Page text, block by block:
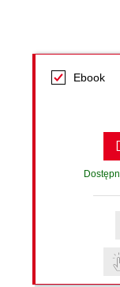
Ebook